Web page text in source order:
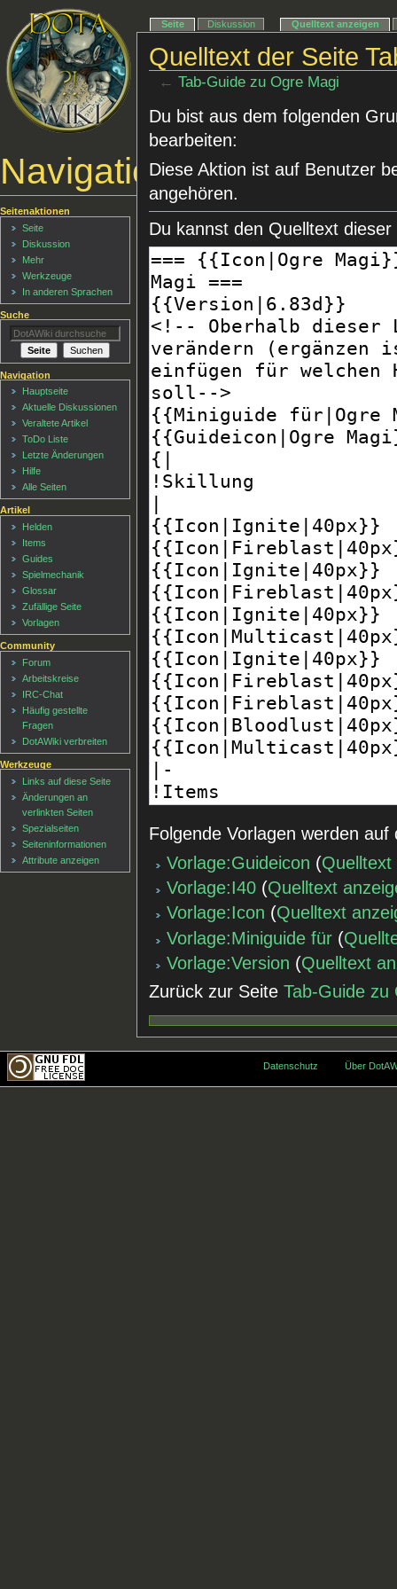
Quelltext der Seite
← Tab-Guide zu Ogre Magi
Du bist aus dem folgenden
bearbeiten:
Diese Aktion ist auf Benutzer
angehören.
Du kannst den Quelltext
Folgende Vorlagen werden
Vorlage:Guideicon (Quelltext
Vorlage:I40 (Quelltext
Vorlage:Icon (Quelltext
Vorlage:Miniguide für (
Vorlage:Version (Quelltext
Zurück zur SeiteTab-Guide zu
Navigationsmenü
Seite Diskussion Quelltext anzeigen
Seitenaktionen
Seite
Diskussion
Mehr
Werkzeuge
In anderen Sprachen
Suche
Navigation
Hauptseite
Aktuelle Diskussionen
Veraltete Artikel
ToDo Liste
Letzte Änderungen
Hilfe
Alle Seiten
Artikel
Helden
Items
Guides
Spielmechanik
Glossar
Zufällige Seite
Vorlagen
Community
Forum
Arbeitskreise
IRC-Chat
Häufig gestellte
Fragen
DotAWiki verbreiten
Werkzeuge
Links auf diese Seite
Änderungen an
verlinkten Seiten
Spezialseiten
Seiten­informationen
Attribute anzeigen
Datenschutz Über